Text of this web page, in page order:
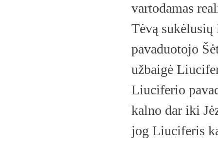
vartodamas
Tėvą
pavaduotojo
užbaigė
Liuciferio
kalno dar iki
jog Liuciferis